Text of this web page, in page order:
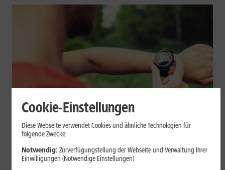
Geräte & Hardware
Smartwatch beim Sport: So
unterstützt sie Dein Training
Cookie-Einstellungen
Diese Webseite verwendet Cookies und ähnliche Technologien für
folgende Zwecke:
Notwendig: Zurverfügungstellung der Webseite und Verwaltung Ihrer
Einwilligungen (Notwendige Einstellungen)